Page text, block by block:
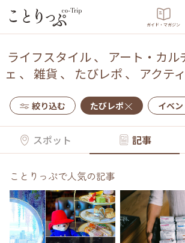
ガイド・マガジン
ライフスタイル、 アート・カル
ェ 、 雑貨 、 たびレポ 、 アクテ
絞り込む たびレポ イベン
スポット 記事
ことりっぷで人気の記事